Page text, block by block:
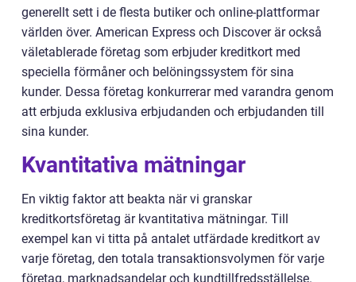
generellt sett i de flesta butiker och online-plattformar
världen över. American Express och Discover är också
väletablerade företag som erbjuder kreditkort med
speciella förmåner och belöningssystem för sina
kunder. Dessa företag konkurrerar med varandra genom
att erbjuda exklusiva erbjudanden och erbjudanden till
sina kunder.
Kvantitativa mätningar
En viktig faktor att beakta när vi granskar
kreditkortsföretag är kvantitativa mätningar. Till
exempel kan vi titta på antalet utfärdade kreditkort av
varje företag, den totala transaktionsvolymen för varje
företag, marknadsandelar och kundtillfredsställelse.